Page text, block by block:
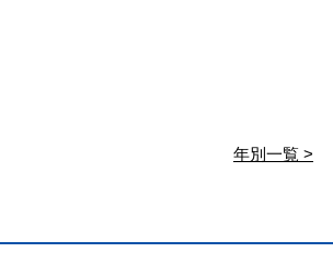
年別一覧 >